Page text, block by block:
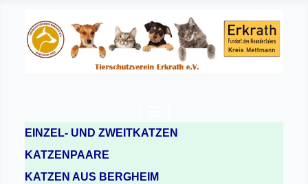
EINZEL- UND ZWEITKATZEN
KATZENPAARE
KATZEN AUS BERGHEIM